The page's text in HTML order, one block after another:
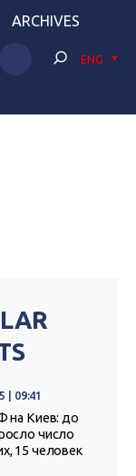
ARCHIVES
ENG
| 09:41
на Киев: до
число
15 человек